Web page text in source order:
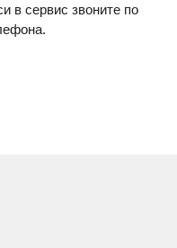
в сервис звоните по